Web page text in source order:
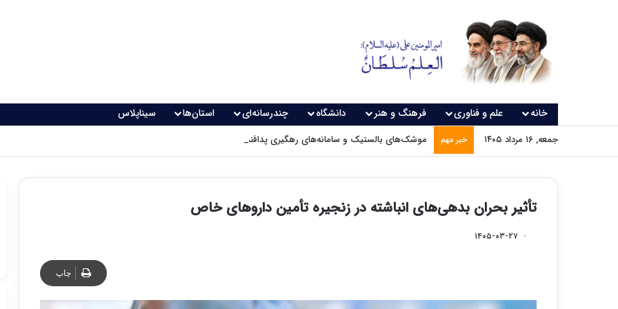
خانه علم و فناوری فرهنگ و هنر دانشگاه چندرسانه‌ای استان‌ها سیناپلاس
جمعه, ۱۶ مرداد ۱۴۰۵ خبر مهم موشک‌های بالستیک و سامانه‌های رهگیری پدافندی چگونه کار می کنند؟
تأثیر بحران بدهی‌های انباشته در زنجیره تأمین داروهای خاص
۱۴۰۵-۰۳-۲۷
چاپ